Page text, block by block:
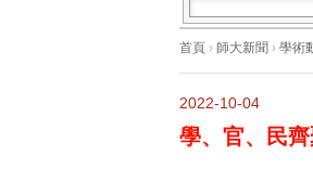
首頁 › 師大新聞 › 學術
2022-10-04
學、官、民